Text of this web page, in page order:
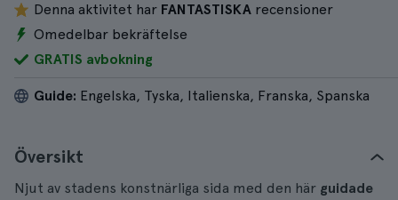
Denna aktivitet har FANTASTISKA recensioner
Omedelbar bekräftelse
GRATIS avbokning
Guide: Engelska, Tyska, Italienska, Franska, Spanska
Översikt
Njut av stadens konstnärliga sida med den här guidade